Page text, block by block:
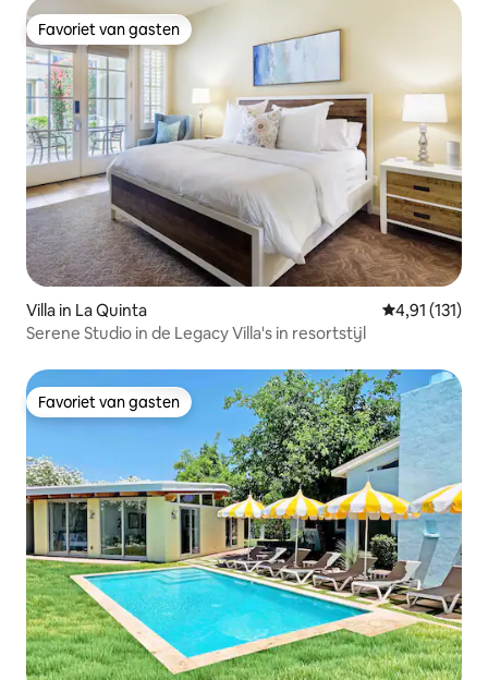
Favoriet van gasten
Favoriet van gasten
Villa in La Quinta Gemiddelde
4,91 (131)
Serene Studio in de Legacy Villa's in resortstijl
Favoriet van gasten
Favoriet van gasten